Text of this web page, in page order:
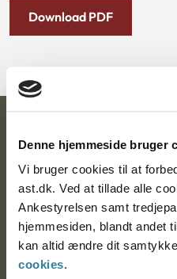
Denne hjemmeside bruger
Vi bruger cookies til at
ast.dk. Ved at tillade alle
Ankestyrelsen samt
hjemmesiden, blandt andet
kan altid ændre dit
cookies.
Download PDF
Postadresse:
9000 Aalborg